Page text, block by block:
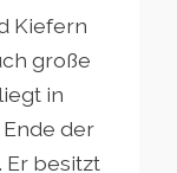
Kiefern
große
in
der
Er besitzt